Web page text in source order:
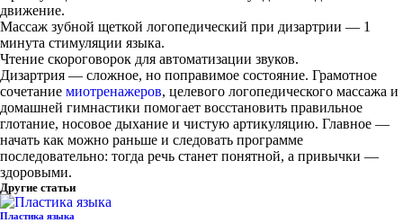
движение.
Массаж зубной щеткой логопедический при дизартрии — 1
минута стимуляции языка.
Чтение скороговорок для автоматизации звуков.
Дизартрия — сложное, но поправимое состояние. Грамотное
сочетание миотренажеров, целевого логопедического массажа и
домашней гимнастики помогает восстановить правильное
глотание, носовое дыхание и чистую артикуляцию. Главное —
начать как можно раньше и следовать программе
последовательно: тогда речь станет понятной, а привычки —
здоровыми.
Другие статьи
Пластика языка